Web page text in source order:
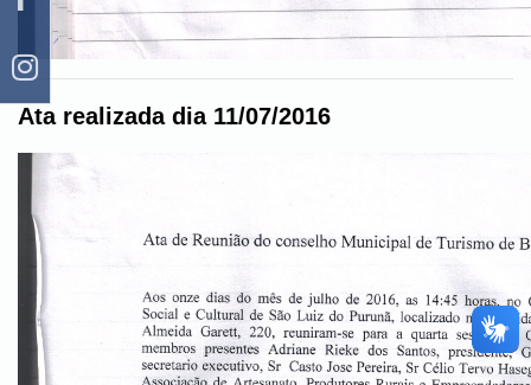
Ata realizada dia 11/07/2016